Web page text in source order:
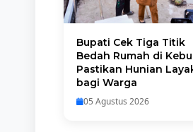
Bupati Cek Tiga Titik
Bedah Rumah di
Pastikan Hunian
bagi Warga
05 Agustus 2026